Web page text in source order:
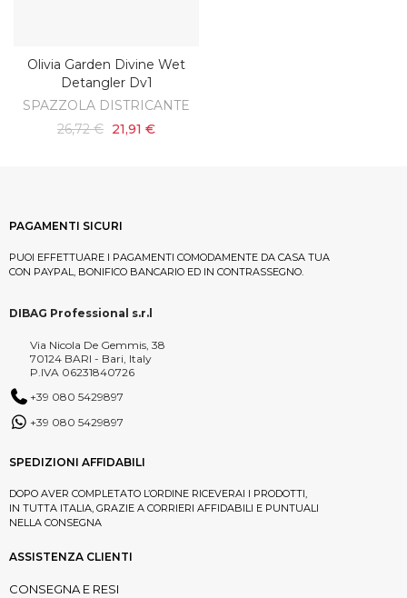
AGGIUNGI AL CARRELLO
Olivia Garden Divine Wet
Detangler Dv1
SPAZZOLA DISTRICANTE
26,72 € 21,91 €
PAGAMENTI SICURI
PUOI EFFETTUARE I PAGAMENTI COMODAMENTE DA CASA TUA
CON PAYPAL, BONIFICO BANCARIO ED IN CONTRASSEGNO.
DIBAG Professional s.r.l
Via Nicola De Gemmis, 38
70124 BARI - Bari, Italy
P.IVA 06231840726
+39 080 5429897
+39 080 5429897
SPEDIZIONI AFFIDABILI
DOPO AVER COMPLETATO L’ORDINE RICEVERAI I PRODOTTI,
IN TUTTA ITALIA, GRAZIE A CORRIERI AFFIDABILI E PUNTUALI
NELLA CONSEGNA
ASSISTENZA CLIENTI
CONSEGNA E RESI